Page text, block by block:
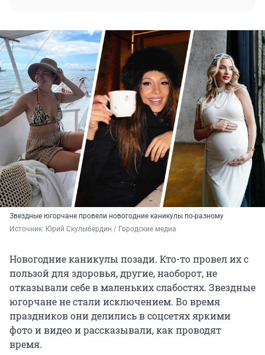
Звездные югорчане провели новогодние каникулы по-разному
Источник: Юрий Скулыбердин / Городские медиа
Новогодние каникулы позади. Кто-то провел их с
пользой для здоровья, другие, наоборот, не
отказывали себе в маленьких слабостях. Звездные
югорчане не стали исключением. Во время
праздников они делились в соцсетях яркими
фото и видео и рассказывали, как проводят
время.